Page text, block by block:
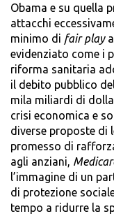
Obama e su quella
attacchi
minimo di fair play
evidenziato come i
riforma sanitaria
il debito pubblico
mila miliardi di
crisi economica e
diverse proposte di
promesso di
agli anziani,
l’immagine di un
di protezione
tempo a ridurre la